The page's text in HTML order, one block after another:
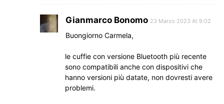
Gianmarco Bonomo 23 Marzo 2023 At 9:02
Buongiorno Carmela,
le cuffie con versione Bluetooth più recente
sono compatibili anche con dispositivi che
hanno versioni più datate, non dovresti avere
problemi.